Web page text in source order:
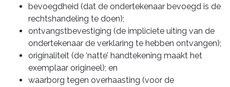
bevoegdheid (dat de ondertekenaar bevoegd is de
rechtshandeling te doen);
ontvangstbevestiging (de impliciete uiting van de
ondertekenaar de verklaring te hebben ontvangen);
originaliteit (de ‘natte’ handtekening maakt het
exemplaar origineel); en
waarborg tegen overhaasting (voor de